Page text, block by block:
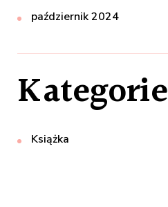
październik 2024
Kategorie
Książka